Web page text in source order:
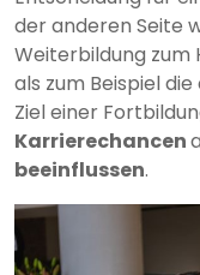
der anderen Seite
Weiterbildung
als zum Beispiel
Ziel einer
Karrierechancen
beeinflussen.